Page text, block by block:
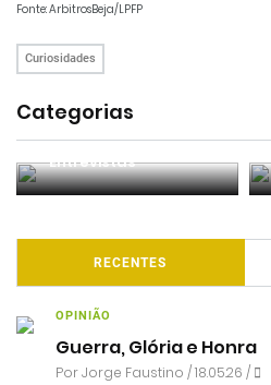
Fonte: ArbitrosBeja/LPFP
Curiosidades
Categorias
Entrevistas
RECENTES
OPINIÃO
Guerra, Glória e Honra
PorJorge Faustino / 18.05.26 /